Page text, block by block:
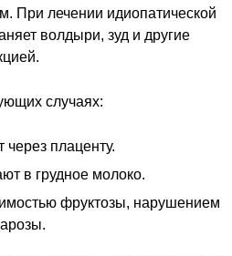
При лечении идиопатической
волдыри, зуд и другие
случаях:
плаценту.
в грудное молоко.
фруктозы, нарушением